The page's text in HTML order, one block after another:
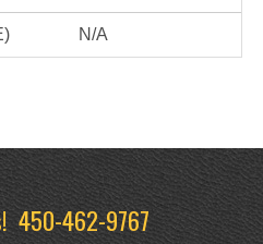
N/A
450-462-9767